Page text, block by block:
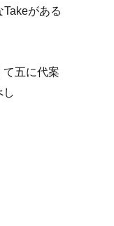
Takeがある
て五に代案
し